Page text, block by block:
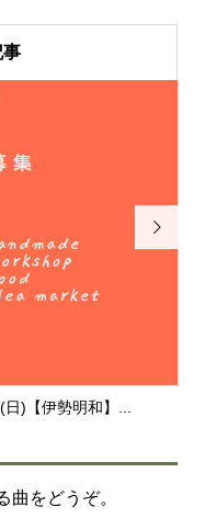
事
)【伊勢明和】...

曲をどうぞ。